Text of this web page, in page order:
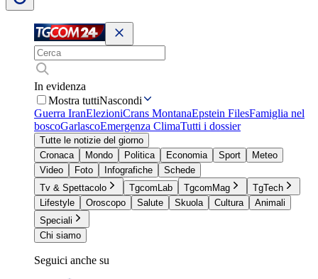
In evidenza
Mostra tuttiNascondi
Guerra IranElezioniCrans MontanaEpstein FilesFamiglia nel
boscoGarlascoEmergenza ClimaTutti i dossier
Tutte le notizie del giorno
Cronaca
Mondo Politica Economia Sport
Meteo
Video
Foto Infografiche
Schede
Tv & Spettacolo
TgcomLab TgcomMag
TgTech
Lifestyle
Oroscopo Salute Skuola Cultura
Animali
Speciali
Chi siamo
Seguici anche su